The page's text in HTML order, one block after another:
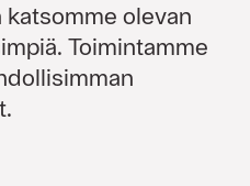
olevan
Toimintamme